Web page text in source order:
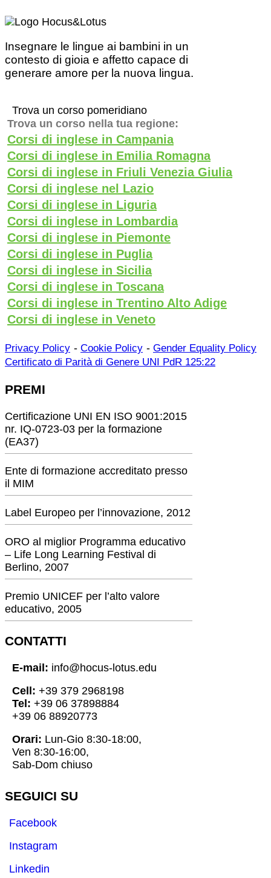
Insegnare le lingue ai bambini in un
contesto di gioia e affetto capace di
generare amore per la nuova lingua.
Trova un corso pomeridiano
Trova un corso nella tua regione:
Corsi di inglese in Campania
Corsi di inglese in Emilia Romagna
Corsi di inglese in Friuli Venezia Giulia
Corsi di inglese nel Lazio
Corsi di inglese in Liguria
Corsi di inglese in Lombardia
Corsi di inglese in Piemonte
Corsi di inglese in Puglia
Corsi di inglese in Sicilia
Corsi di inglese in Toscana
Corsi di inglese in Trentino Alto Adige
Corsi di inglese in Veneto
Privacy Policy - Cookie Policy - Gender Equality Policy
Certificato di Parità di Genere UNI PdR 125:22
PREMI
Certificazione UNI EN ISO 9001:2015
nr. IQ-0723-03 per la formazione
(EA37)
Ente di formazione accreditato presso
il MIM
Label Europeo per l’innovazione, 2012
ORO al miglior Programma educativo
– Life Long Learning Festival di
Berlino, 2007
Premio UNICEF per l’alto valore
educativo, 2005
CONTATTI
E-mail: info@hocus-lotus.edu
Cell: +39 379 2968198
Tel: +39 06 37898884
+39 06 88920773
Orari: Lun-Gio 8:30-18:00,
Ven 8:30-16:00,
Sab-Dom chiuso
SEGUICI SU
Facebook
Instagram
Linkedin